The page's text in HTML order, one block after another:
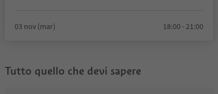
03 nov (mar) 18:00 - 21:00
Tutto quello che devi sapere